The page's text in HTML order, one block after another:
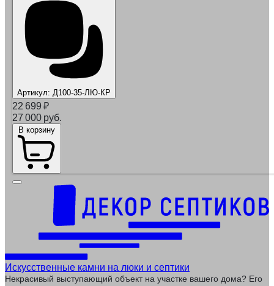
Артикул: Д100-35-ЛЮ-КР
22 699 ₽
27 000 руб.
Искусственные камни на люки и септики
Некрасивый выступающий объект на участке вашего дома? Его